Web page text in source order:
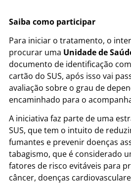
Saiba como participar
Para iniciar o tratamento, o
procurar uma Unidade de
documento de identificação
cartão do SUS, após isso vai
avaliação sobre o grau de
encaminhado para o
A iniciativa faz parte de uma
SUS, que tem o intuito de
fumantes e prevenir doenças
tabagismo, que é considerado
fatores de risco evitáveis para
câncer, doenças